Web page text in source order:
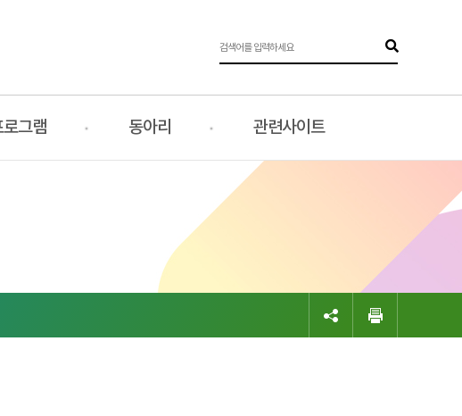
그램 동아리 관련사이트